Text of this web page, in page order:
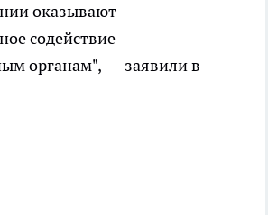
оказывают
содействие
органам", — заявили в